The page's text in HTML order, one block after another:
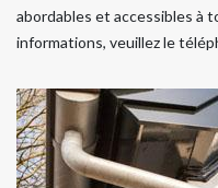
abordables et accessibles à
informations, veuillez le